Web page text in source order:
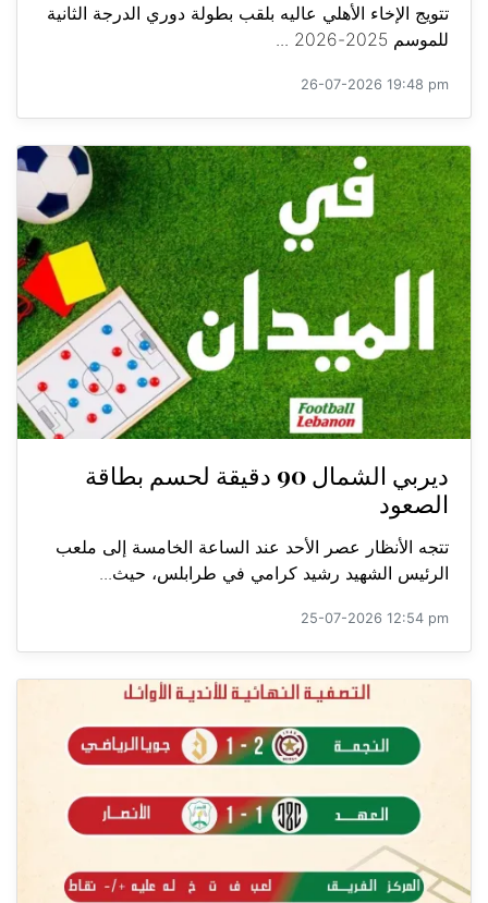
تتويج الإخاء الأهلي عاليه بلقب بطولة دوري الدرجة الثانية
للموسم 2025-2026 ...
26-07-2026 19:48 pm
ديربي الشمال 90 دقيقة لحسم بطاقة
الصعود
تتجه الأنظار عصر الأحد عند الساعة الخامسة إلى ملعب
الرئيس الشهيد رشيد كرامي في طرابلس، حيث...
25-07-2026 12:54 pm